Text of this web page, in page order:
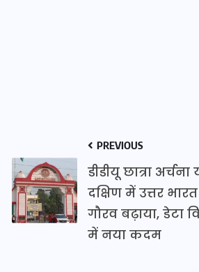
PREVIOUS
डीडीयू छात्रा
दक्षिण में उत्तर
गौरव बढ़ाया, डेटा
में नया कदम
क्या कहते हैं आपके
अगस्त से 31 अगस्त)
24 अगस्त